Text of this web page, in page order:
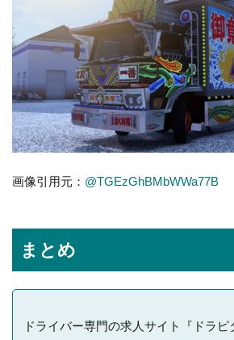
画像引用元： @TGEzGhBMbWWa77B
まとめ
ドライバー専門の求人サイト『ドラ